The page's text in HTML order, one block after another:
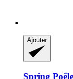
Ajouter
Spring